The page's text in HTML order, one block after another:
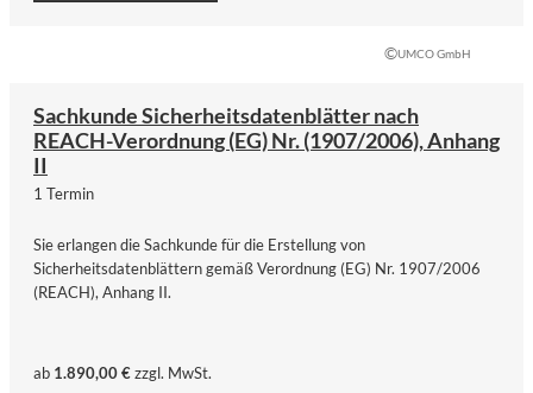
©UMCO GmbH
Sachkunde Sicherheitsdatenblätter nach
REACH-Verordnung (EG) Nr. (1907/2006), Anhang
II
1 Termin
Sie erlangen die Sachkunde für die Erstellung von
Sicherheitsdatenblättern gemäß Verordnung (EG) Nr. 1907/2006
(REACH), Anhang II.
ab 1.890,00 €zzgl. MwSt.